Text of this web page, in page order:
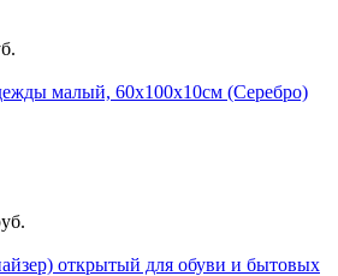
малый, 60х100х10см (Серебро)
открытый для обуви и бытовых